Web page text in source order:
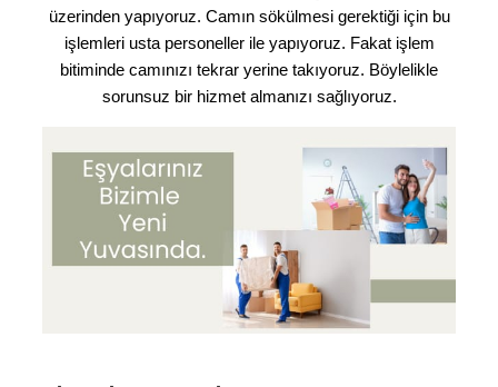
üzerinden yapıyoruz. Camın sökülmesi gerektiği için bu
işlemleri usta personeller ile yapıyoruz. Fakat işlem
bitiminde camınızı tekrar yerine takıyoruz. Böylelikle
sorunsuz bir hizmet almanızı sağlıyoruz.